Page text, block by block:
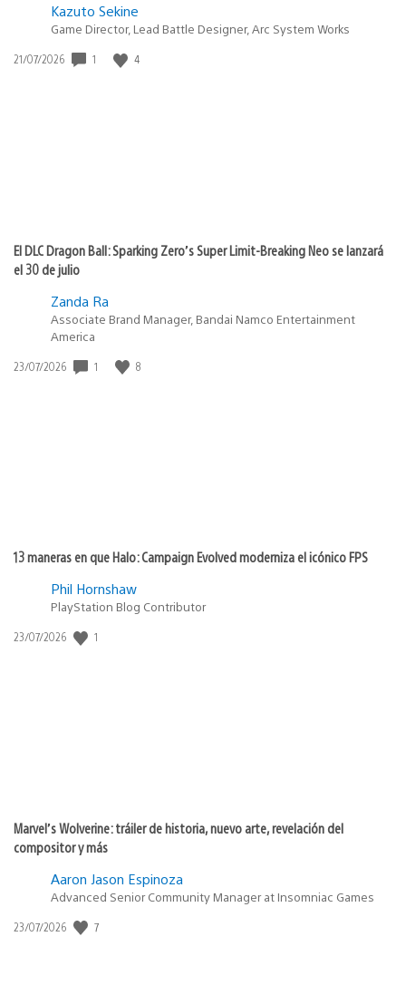
Kazuto Sekine
Game Director, Lead Battle Designer, Arc System Works
Fecha
21/07/2026 1 4
El DLC Dragon Ball: Sparking Zero’s Super Limit-Breaking Neo se lanzará
el 30 de julio
Zanda Ra
Associate Brand Manager, Bandai Namco Entertainment
America
Fecha
23/07/2026 1 8
13 maneras en que Halo: Campaign Evolved moderniza el icónico FPS
Phil Hornshaw
PlayStation Blog Contributor
Fecha
23/07/2026 1
Marvel’s Wolverine: tráiler de historia, nuevo arte, revelación del
compositor y más
Aaron Jason Espinoza
Advanced Senior Community Manager at Insomniac Games
Fecha
23/07/2026 7